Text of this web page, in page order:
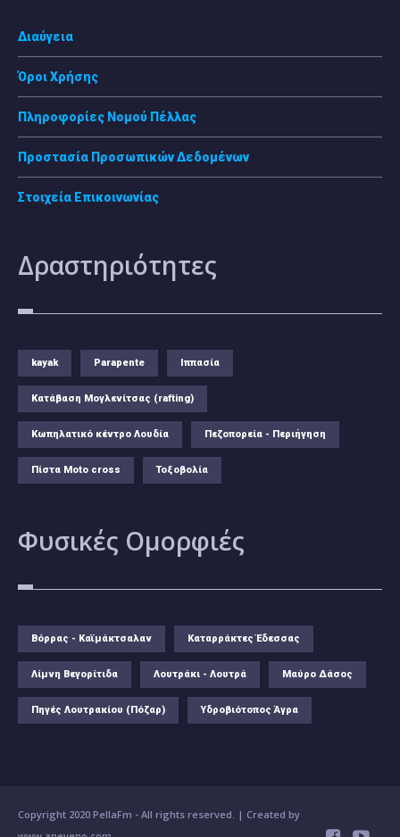
Διαύγεια
Όροι Χρήσης
Πληροφορίες Νομού Πέλλας
Προστασία Προσωπικών Δεδομένων
Στοιχεία Επικοινωνίας
Δραστηριότητες
kayak Parapente Ιππασία
Κατάβαση Μογλενίτσας (rafting)
Κωπηλατικό κέντρο Λουδία Πεζοπορεία - Περιήγηση
Πίστα Moto cross Τοξοβολία
Φυσικές Ομορφιές
Βόρρας - Καϊμάκτσαλαν Καταρράκτες Έδεσσας
Λίμνη Βεγορίτιδα Λουτράκι - Λουτρά Μαύρο Δάσος
Πηγές Λουτρακίου (Πόζαρ) Υδροβιότοπος Άγρα
Copyright 2020 PellaFm - All rights reserved. | Created by